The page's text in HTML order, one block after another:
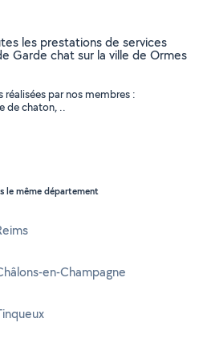
les prestations de services
Garde chat sur la ville de Ormes
par nos membres :
de chaton, ..
le même département
en-Champagne